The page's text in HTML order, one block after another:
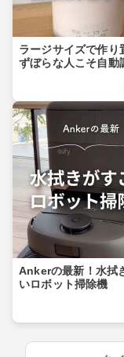
ラージサイズで作り
ずぼらな人こそ自動
Ankerの最新！水拭
いロボット掃除機